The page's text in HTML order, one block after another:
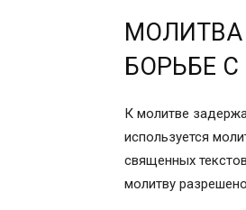
ВИДЕО:
КАК ЧИТАТЬ
ТЕКСТ
В каких
Особенности и
Подготовка к
Как
БОРЬБЕ
К молитве
используется
священных
молитву